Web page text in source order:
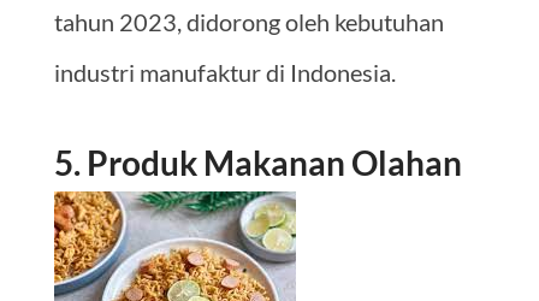
tahun 2023, didorong oleh kebutuhan
industri manufaktur di Indonesia.
5. Produk Makanan Olahan